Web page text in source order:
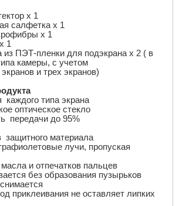
x 1
салфетка x 1
x 1
1
из ПЭТ-пленки для подэкрана x 2 ( в
камеры, с учетом
и трех экранов)
типа экрана
оптическое стекло
передачи до 95%
защитного материала
лучи, пропуская
и отпечатков пальцев
без образования пузырьков
приклеивания не оставляет липких